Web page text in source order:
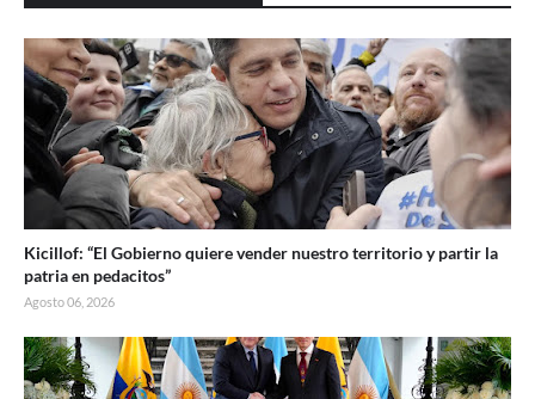
Kicillof: “El Gobierno quiere vender nuestro territorio y partir la
patria en pedacitos”
Agosto 06, 2026